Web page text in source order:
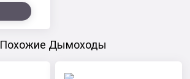
Похожие Дымоходы